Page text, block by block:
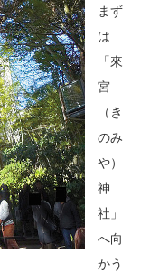
まず
は
「來
宮
（き
のみ
や）
神
社」
へ向
かう